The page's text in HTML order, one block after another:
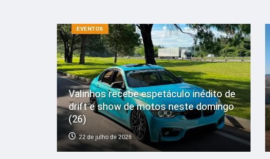
EVENTOS
Valinhos recebe espetáculo inédito de
drift e show de motos neste domingo
(26)
22 de julho de 2026